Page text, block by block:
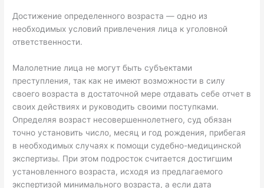
Достижение определенного возраста — одно из
необходимых условий привлечения лица к уголовной
ответственности.
Малолетние лица не могут быть субъектами
преступления, так как не имеют возможности в силу
своего возраста в достаточной мере отдавать себе отчет в
своих действиях и руководить своими поступками.
Определяя возраст несовершеннолетнего, суд обязан
точно установить число, месяц и год рождения, прибегая
в необходимых случаях к помощи судебно-медицинской
экспертизы. При этом подросток считается достигшим
установленного возраста, исходя из предлагаемого
экспертизой минимального возраста, а если дата